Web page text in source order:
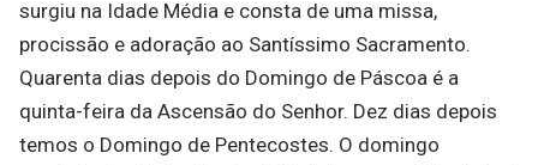
surgiu na Idade Média e consta de uma missa,
procissão e adoração ao Santíssimo Sacramento.
Quarenta dias depois do Domingo de Páscoa é a
quinta-feira da Ascensão do Senhor. Dez dias depois
temos o Domingo de Pentecostes. O domingo